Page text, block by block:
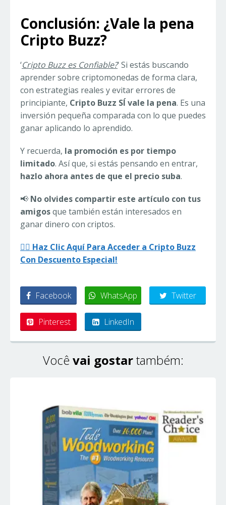
Conclusión: ¿Vale la pena
Cripto Buzz?
‘Cripto Buzz es Confiable?‘ Si estás buscando
aprender sobre criptomonedas de forma clara,
con estrategias reales y evitar errores de
principiante, Cripto Buzz SÍ vale la pena. Es una
inversión pequeña comparada con lo que puedes
ganar aplicando lo aprendido.
Y recuerda, la promoción es por tiempo
limitado. Así que, si estás pensando en entrar,
hazlo ahora antes de que el precio suba.
📢 No olvides compartir este artículo con tus
amigosque también están interesados en
ganar dinero con criptos.
👉🏼 Haz Clic Aquí Para Acceder a Cripto Buzz
Con Descuento Especial!
Facebook WhatsApp Twitter
Pinterest LinkedIn
Você vai gostartambém: